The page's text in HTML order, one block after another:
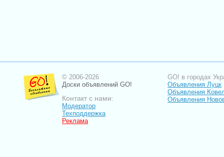
© 2006-2026
Доски объявлений GO!
Контакт с нами:
Модератор
Техподдержка
Реклама
GO! в городах
Объявления Луцк
Объявления
Объявления